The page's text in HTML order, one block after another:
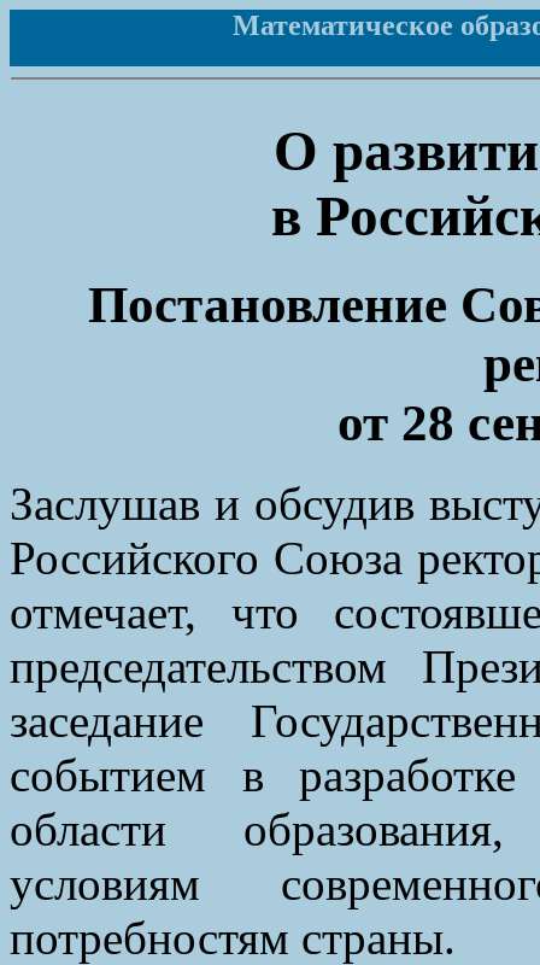
Математическое
О
в
Постановление
от 28
Заслушав и обсудив
Российского Союза
отмечает, что
председательством
заседание
событием в
области
условиям
потребностям страны.